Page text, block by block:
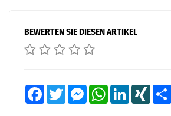
BEWERTEN SIE DIESEN ARTIKEL
FacebookTwitter MessengerWhatsAppLinkedInXING